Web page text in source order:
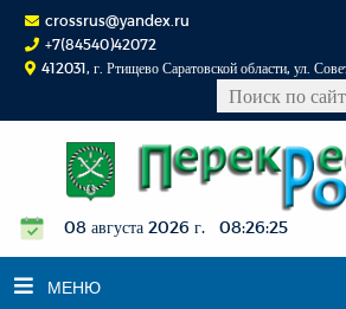
crossrus@yandex.ru
+7(84540)42072
412031, г. Ртищево Саратовской области, ул.
08 августа 2026 г. 08:26:25
МЕНЮ